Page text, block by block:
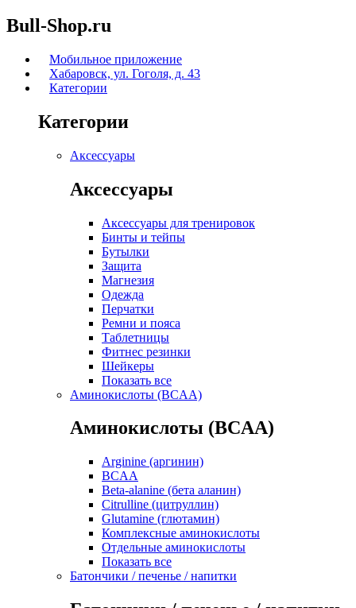
Bull-Shop.ru
Мобильное приложение
Хабаровск, ул. Гоголя, д. 43
Категории
Категории
Аксессуары
Аксессуары
Аксессуары для тренировок
Бинты и тейпы
Бутылки
Защита
Магнезия
Одежда
Перчатки
Ремни и пояса
Таблетницы
Фитнес резинки
Шейкеры
Показать все
Аминокислоты (BCAA)
Аминокислоты (BCAA)
Arginine (аргинин)
BCAA
Beta-alanine (бета аланин)
Citrulline (цитруллин)
Glutamine (глютамин)
Комплексные аминокислоты
Отдельные аминокислоты
Показать все
Батончики / печенье / напитки